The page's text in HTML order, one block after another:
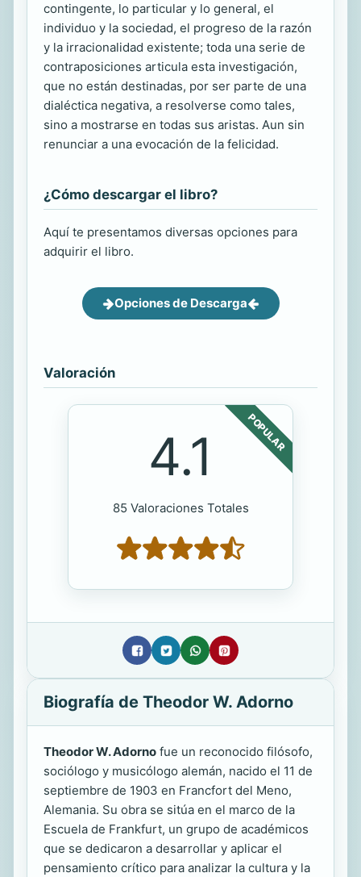
contingente, lo particular y lo general, el
individuo y la sociedad, el progreso de la razón
y la irracionalidad existente; toda una serie de
contraposiciones articula esta investigación,
que no están destinadas, por ser parte de una
dialéctica negativa, a resolverse como tales,
sino a mostrarse en todas sus aristas. Aun sin
renunciar a una evocación de la felicidad.
¿Cómo descargar el libro?
Aquí te presentamos diversas opciones para
adquirir el libro.
Opciones de Descarga
Valoración
POPULAR
4.1
85 Valoraciones Totales
Biografía de Theodor W. Adorno
Theodor W. Adorno fue un reconocido filósofo,
sociólogo y musicólogo alemán, nacido el 11 de
septiembre de 1903 en Francfort del Meno,
Alemania. Su obra se sitúa en el marco de la
Escuela de Frankfurt, un grupo de académicos
que se dedicaron a desarrollar y aplicar el
pensamiento crítico para analizar la cultura y la